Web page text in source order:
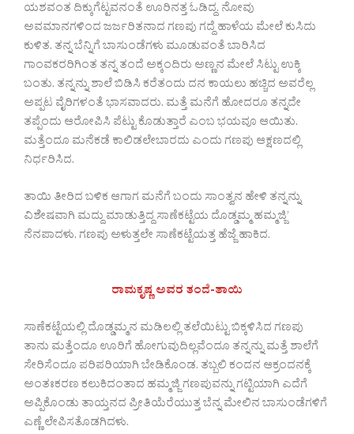
ಯಶವಂತ ದಿಕ್ಕುಗೆಟ್ಟವನಂತೆ ಊರಿನತ್ತ ಓಡಿದ್ದ. ನೋವು
ಅವಮಾನಗಳಿಂದ ಜರ್ಜರಿತನಾದ ಗಣಪು ಗದ್ದೆ ಹಾಳೆಯ ಮೇಲೆ ಕುಸಿದು
ಕುಳಿತ. ತನ್ನ ಬೆನ್ನಿಗೆ ಬಾಸುಂಡೆಗಳು ಮೂಡುವಂತೆ ಬಾರಿಸಿದ
ಗಾಂವಕರರಿಗಿಂತ ತನ್ನ ತಂದೆ ಅಕ್ಕಂದಿರು ಅಣ್ಣನ ಮೇಲೆ ಸಿಟ್ಟು ಉಕ್ಕಿ
ಬಂತು. ತನ್ನನ್ನು ಶಾಲೆ ಬಿಡಿಸಿ ಕರೆತಂದು ದನ ಕಾಯಲು ಹಚ್ಚಿದ ಅವರೆಲ್ಲ
ಅಪ್ಪಟ ವೈರಿಗಳಂತೆ ಭಾಸವಾದರು. ಮತ್ತೆ ಮನೆಗೆ ಹೋದರೂ ತನ್ನದೇ
ತಪ್ಪೆಂದು ಆರೋಪಿಸಿ ಪೆಟ್ಟು ಕೊಡುತ್ತಾರೆ ಎಂಬ ಭಯವೂ ಆಯಿತು.
ಮತ್ತೆಂದೂ ಮನೆಕಡೆ ಕಾಲಿಡಲೇಬಾರದು ಎಂದು ಗಣಪು ಆಕ್ಷಣದಲ್ಲಿ
ನಿರ್ಧರಿಸಿದ.
ತಾಯಿ ತೀರಿದ ಬಳಿಕ ಆಗಾಗ ಮನೆಗೆ ಬಂದು ಸಾಂತ್ವನ ಹೇಳಿ ತನ್ನನ್ನು
ವಿಶೇಷವಾಗಿ ಮದ್ದು ಮಾಡುತ್ತಿದ್ದ ಸಾಣೆಕಟ್ಟೆಯ ದೊಡ್ಡಮ್ಮ ಹಮ್ಮಜ್ಜಿ’
ನೆನಪಾದಳು. ಗಣಪು ಅಳುತ್ತಲೇ ಸಾಣೆಕಟ್ಟೆಯತ್ತ ಹೆಜ್ಜೆ ಹಾಕಿದ.
ರಾಮಕೃಷ್ಣ ಅವರ ತಂದೆ-ತಾಯಿ
ಸಾಣೆಕಟ್ಟೆಯಲ್ಲಿ ದೊಡ್ಡಮ್ಮನ ಮಡಿಲಲ್ಲಿ ತಲೆಯಿಟ್ಟು ಬಿಕ್ಕಳಿಸಿದ ಗಣಪು
ತಾನು ಮತ್ತೆಂದೂ ಊರಿಗೆ ಹೋಗುವುದಿಲ್ಲವೆಂದೂ ತನ್ನನ್ನು ಮತ್ತೆ ಶಾಲೆಗೆ
ಸೇರಿಸೆಂದೂ ಪರಿಪರಿಯಾಗಿ ಬೇಡಿಕೊಂಡ. ತಬ್ಬಲಿ ಕಂದನ ಆಕ್ರಂದನಕ್ಕೆ
ಅಂತಃಕರಣ ಕಲುಕಿದಂತಾದ ಹಮ್ಮಜ್ಜಿ ಗಣಪುವನ್ನು ಗಟ್ಟಿಯಾಗಿ ಎದೆಗೆ
ಅಪ್ಪಿಕೊಂಡು ತಾಯ್ತನದ ಪ್ರೀತಿಯೆರೆಯುತ್ತ ಬೆನ್ನ ಮೇಲಿನ ಬಾಸುಂಡೆಗಳಿಗೆ
ಎಣ್ಣೆ ಲೇಪಿಸತೊಡಗಿದಳು.